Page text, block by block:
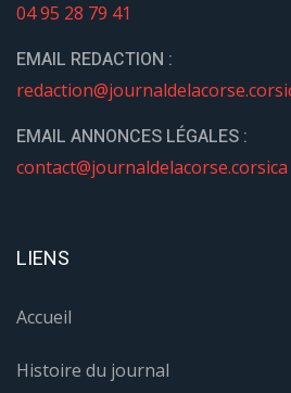
04 95 28 79 41
EMAIL REDACTION :
EMAIL ANNONCES LÉGALES :
contact@journaldelacorse.corsica
LIENS
Accueil
Histoire du journal